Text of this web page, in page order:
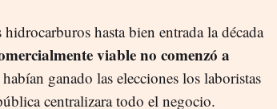
hasta bien entrada la década
viable no comenzó a
ganado las elecciones los laboristas
centralizara todo el negocio.